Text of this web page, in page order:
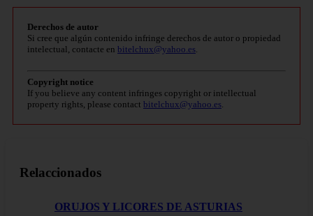
Derechos de autor
Si cree que algún contenido infringe derechos de autor o propiedad
intelectual, contacte en bitelchux@yahoo.es
Copyright notice
If you believe any content infringes copyright or intellectual
property rights, please contact bitelchux@yahoo.es
Relaccionados
ORUJOS Y LICORES DE ASTURIAS